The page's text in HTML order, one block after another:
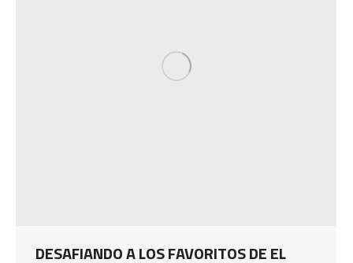
DESAFIANDO A LOS FAVORITOS DE EL